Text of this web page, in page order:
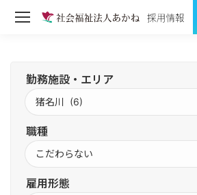
勤務施設・エリア
職種
雇用形態